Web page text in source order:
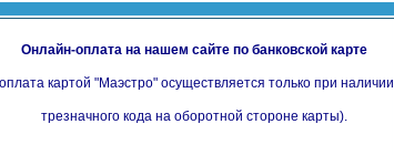
Онлайн-оплата на нашем сайте по банковской карте
картой "Маэстро" осуществляется только при наличии
трезначного кода на оборотной стороне карты).